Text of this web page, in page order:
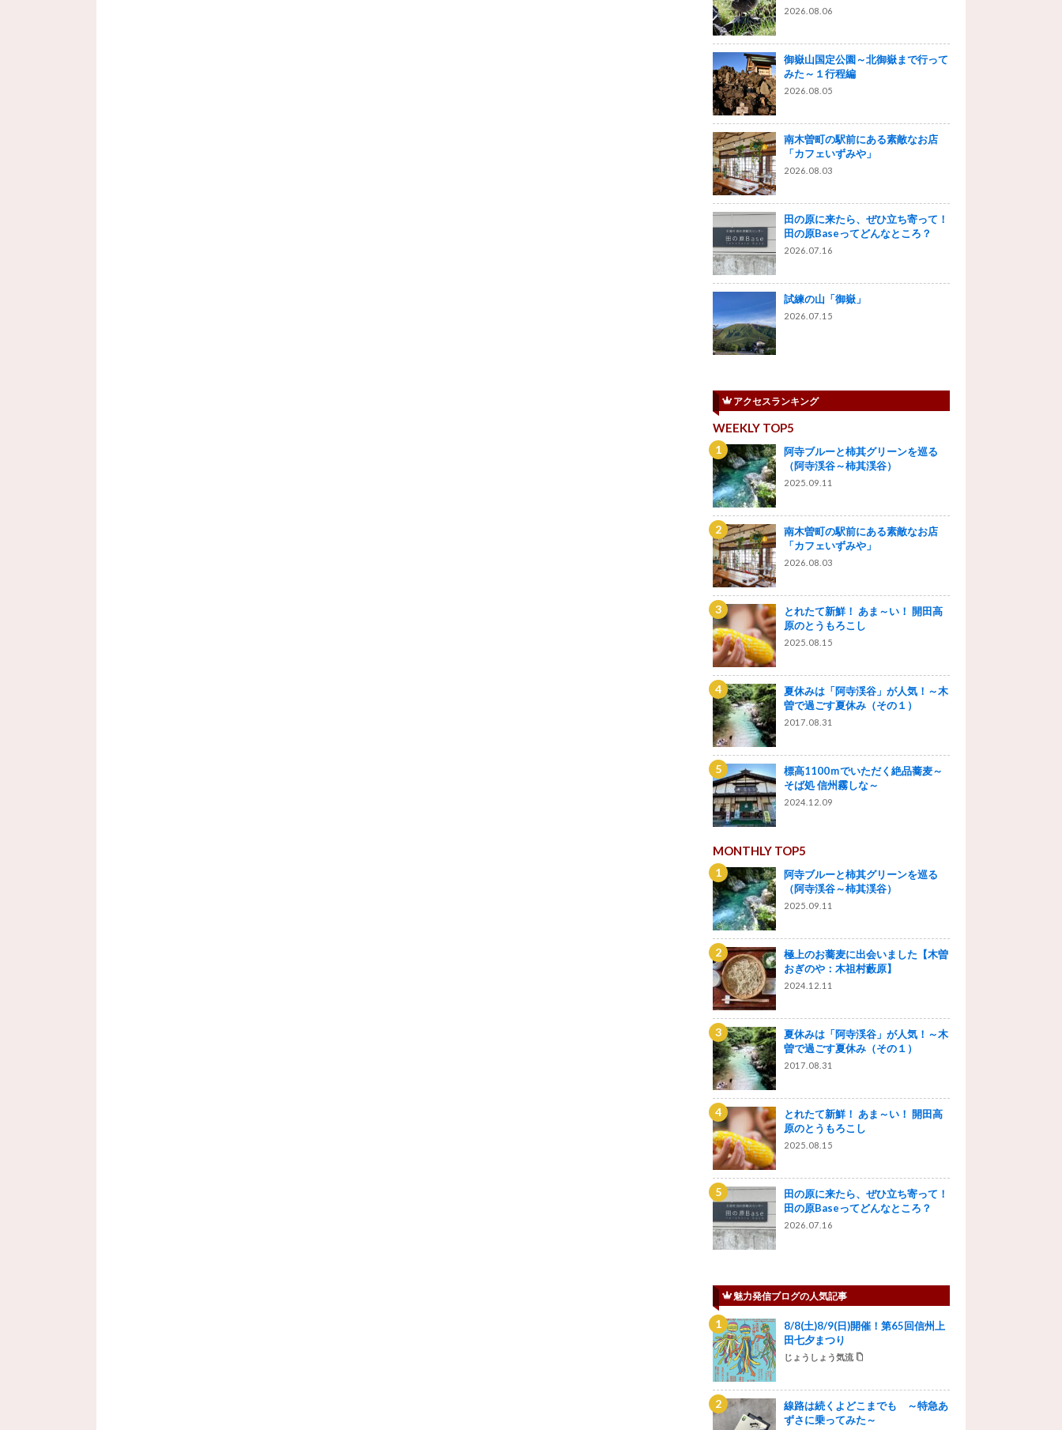
2026.08.06
御嶽山国定公園～北御嶽まで行って
みた～１行程編
2026.08.05
南木曽町の駅前にある素敵なお店
「カフェいずみや」
2026.08.03
田の原に来たら、ぜひ立ち寄って！
田の原Baseってどんなところ？
2026.07.16
試練の山「御嶽」
2026.07.15
アクセスランキング
WEEKLY TOP5
阿寺ブルーと柿其グリーンを巡る
（阿寺渓谷～柿其渓谷）
2025.09.11
南木曽町の駅前にある素敵なお店
「カフェいずみや」
2026.08.03
とれたて新鮮！ あま～い！ 開田高
原のとうもろこし
2025.08.15
夏休みは「阿寺渓谷」が人気！～木
曽で過ごす夏休み（その１）
2017.08.31
標高1100ｍでいただく絶品蕎麦～
そば処 信州霧しな～
2024.12.09
MONTHLY TOP5
阿寺ブルーと柿其グリーンを巡る
（阿寺渓谷～柿其渓谷）
2025.09.11
極上のお蕎麦に出会いました【木曽
おぎのや：木祖村藪原】
2024.12.11
夏休みは「阿寺渓谷」が人気！～木
曽で過ごす夏休み（その１）
2017.08.31
とれたて新鮮！ あま～い！ 開田高
原のとうもろこし
2025.08.15
田の原に来たら、ぜひ立ち寄って！
田の原Baseってどんなところ？
2026.07.16
魅力発信ブログの人気記事
8/8(土)8/9(日)開催！第65回信州上
田七夕まつり
じょうしょう気流
線路は続くよどこまでも ～特急あ
ずさに乗ってみた～